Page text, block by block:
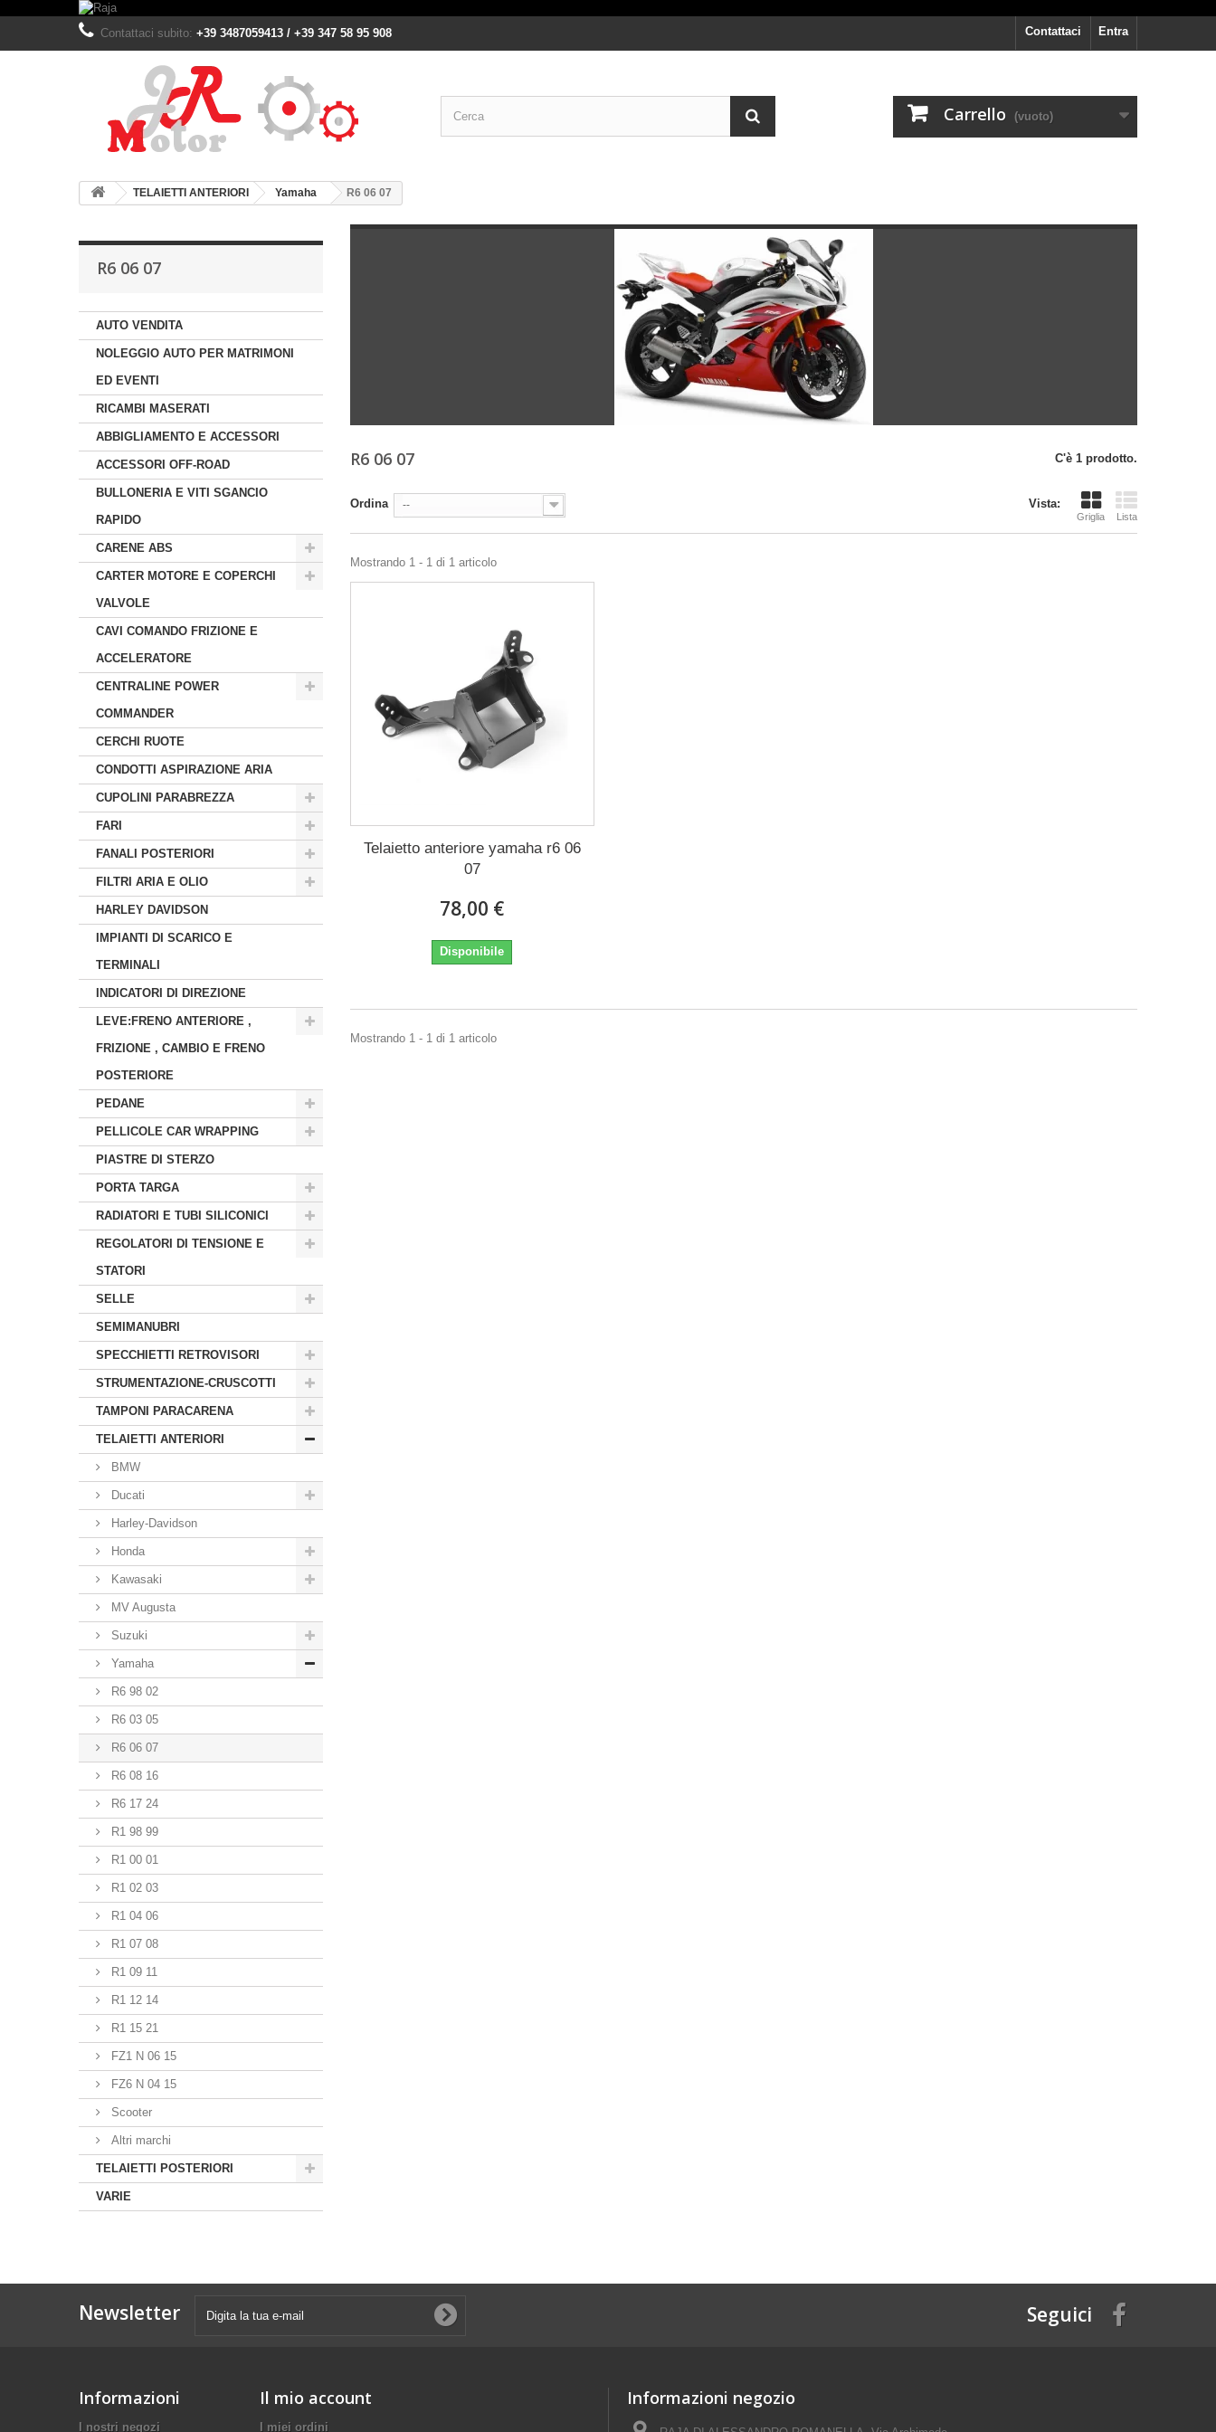
Entra
Contattaci
Contattaci subito: +39 3487059413 / +39 347 58 95 908
Carrello (vuoto)
TELAIETTI ANTERIORI Yamaha R6 06 07
R6 06 07
AUTO VENDITA
NOLEGGIO AUTO PER MATRIMONI
ED EVENTI
RICAMBI MASERATI
ABBIGLIAMENTO E ACCESSORI
ACCESSORI OFF-ROAD
BULLONERIA E VITI SGANCIO
RAPIDO
CARENE ABS
CARTER MOTORE E COPERCHI
VALVOLE
CAVI COMANDO FRIZIONE E
ACCELERATORE
CENTRALINE POWER
COMMANDER
CERCHI RUOTE
CONDOTTI ASPIRAZIONE ARIA
CUPOLINI PARABREZZA
FARI
FANALI POSTERIORI
FILTRI ARIA E OLIO
HARLEY DAVIDSON
IMPIANTI DI SCARICO E
TERMINALI
INDICATORI DI DIREZIONE
LEVE:FRENO ANTERIORE ,
FRIZIONE , CAMBIO E FRENO
POSTERIORE
PEDANE
PELLICOLE CAR WRAPPING
PIASTRE DI STERZO
PORTA TARGA
RADIATORI E TUBI SILICONICI
REGOLATORI DI TENSIONE E
STATORI
SELLE
SEMIMANUBRI
SPECCHIETTI RETROVISORI
STRUMENTAZIONE-CRUSCOTTI
TAMPONI PARACARENA
TELAIETTI ANTERIORI
BMW
Ducati
Harley-Davidson
Honda
Kawasaki
MV Augusta
Suzuki
Yamaha
R6 98 02
R6 03 05
R6 06 07
R6 08 16
R6 17 24
R1 98 99
R1 00 01
R1 02 03
R1 04 06
R1 07 08
R1 09 11
R1 12 14
R1 15 21
FZ1 N 06 15
FZ6 N 04 15
Scooter
Altri marchi
TELAIETTI POSTERIORI
VARIE
R6 06 07 C'è 1 prodotto.
Vista:
Griglia Lista
Ordina --
Mostrando 1 - 1 di 1 articolo
Telaietto anteriore yamaha r6 06
07
78,00 €
Disponibile
Mostrando 1 - 1 di 1 articolo
Newsletter Seguici
Informazioni
I nostri negozi
Il mio account
I miei ordini
Informazioni negozio